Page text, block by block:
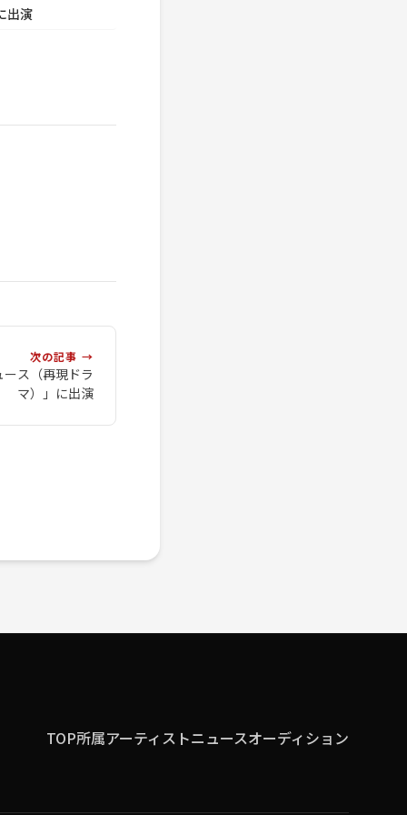
出演
次の記事 →
ス（再現ドラ
マ）」に出演
TOP所属アーティストニュースオーディション